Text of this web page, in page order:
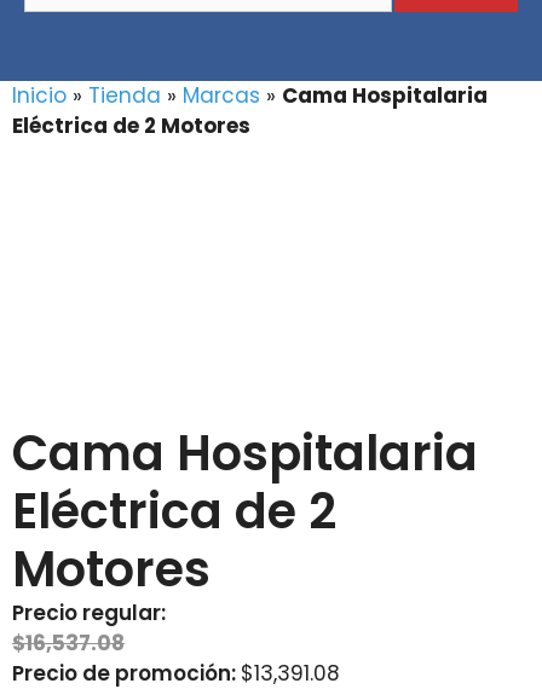
producto
o
Inicio » Tienda » Marcas » Cama Hospitalaria
Eléctrica de 2 Motores
Cama Hospitalaria
Eléctrica de 2
Motores
Precio regular:
$16,537.08
Precio de promoción: $13,391.08